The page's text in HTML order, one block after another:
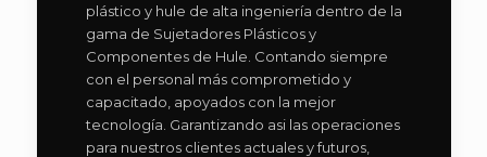
plástico y hule de alta ingeniería dentro de la
gama de Sujetadores Plásticos y
Componentes de Hule. Contando siempre
con el personal más comprometido y
capacitado, apoyados con la mejor
tecnología. Garantizando asi las operaciones
para nuestros clientes actuales y futuros,